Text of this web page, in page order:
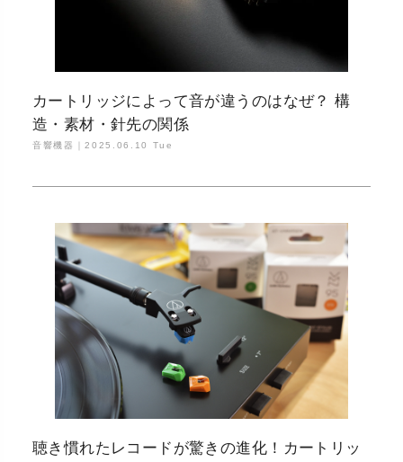
カートリッジによって音が違うのはなぜ？ 構
造・素材・針先の関係
音響機器｜2025.06.10 Tue
聴き慣れたレコードが驚きの進化！カートリッ